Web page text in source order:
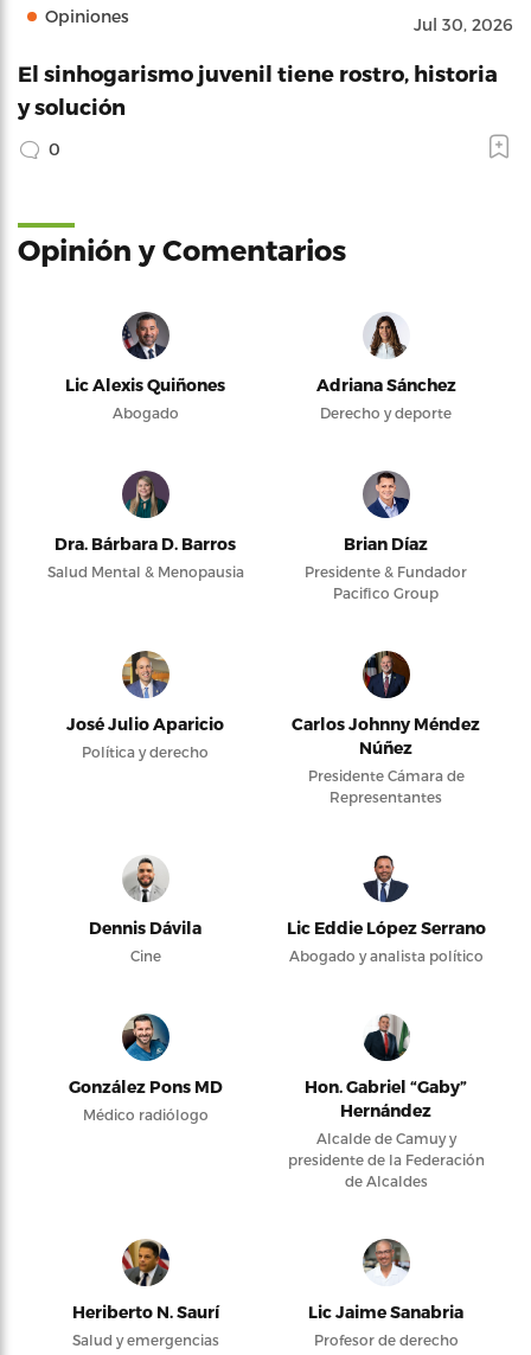
Opiniones Jul 30, 2026
El sinhogarismo juvenil tiene rostro, historia
y solución
0
Opinión y Comentarios
Lic Alexis Quiñones
Abogado
Adriana Sánchez
Derecho y deporte
Dra. Bárbara D. Barros
Salud Mental & Menopausia
Brian Díaz
Presidente & Fundador
Pacifico Group
José Julio Aparicio
Política y derecho
Carlos Johnny Méndez
Núñez
Presidente Cámara de
Representantes
Dennis Dávila
Cine
Lic Eddie López Serrano
Abogado y analista político
González Pons MD
Médico radiólogo
Hon. Gabriel “Gaby”
Hernández
Alcalde de Camuy y
presidente de la Federación
de Alcaldes
Heriberto N. Saurí
Salud y emergencias
Lic Jaime Sanabria
Profesor de derecho